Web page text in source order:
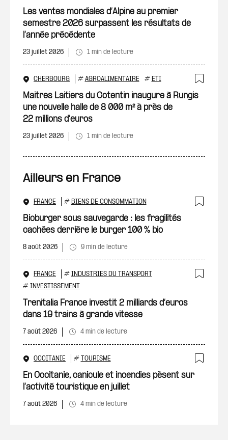
Les ventes mondiales d’Alpine au premier
semestre 2026 surpassent les résultats de
l’année précédente
23 juillet 2026 1 min de lecture
CHERBOURG # AGROALIMENTAIRE # ETI
Maitres Laitiers du Cotentin inaugure à Rungis
une nouvelle halle de 8 000 m² à près de
22 millions d’euros
23 juillet 2026 1 min de lecture
Ailleurs en France
FRANCE # BIENS DE CONSOMMATION
Bioburger sous sauvegarde : les fragilités
cachées derrière le burger 100 % bio
8 août 2026 9 min de lecture
FRANCE # INDUSTRIES DU TRANSPORT
# INVESTISSEMENT
Trenitalia France investit 2 milliards d’euros
dans 19 trains à grande vitesse
7 août 2026 4 min de lecture
OCCITANIE # TOURISME
En Occitanie, canicule et incendies pèsent sur
l’activité touristique en juillet
7 août 2026 4 min de lecture